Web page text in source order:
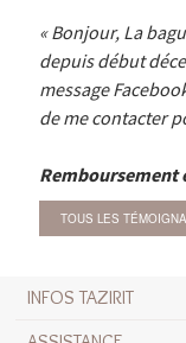
Bonjour, La
depuis début
message
de me contacter
Remboursement
TOUS LES
INFOS TAZIRIT